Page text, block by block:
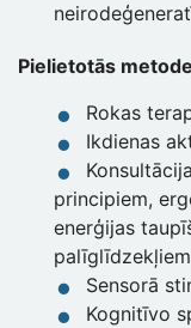
Pielietotās
Rokas
Ikdienas
principiem,
enerģijas
palīglīdzekļiem
Sensorā
Kognitīvo